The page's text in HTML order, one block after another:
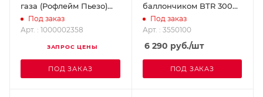
газа (Рофлейм Пьезо)
ROTHENBERGER
1000002358
Под заказ
Арт. : 1000002358
ЗАПРОС ЦЕНЫ
ПОД ЗАКАЗ
баллончиком BTR 300
(Сегофайер) SUPER-EGO
3550100
Под заказ
Арт. : 3550100
6 290 руб./шт
ПОД ЗАКАЗ